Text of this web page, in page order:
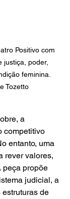
Positivo com
justiça, poder,
feminina.
Tozetto
a
competitivo
entanto, uma
rever valores,
peça propõe
judicial, a
de